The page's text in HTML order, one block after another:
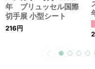
年 ブリュッセル国際
切手展 小型シート
216円